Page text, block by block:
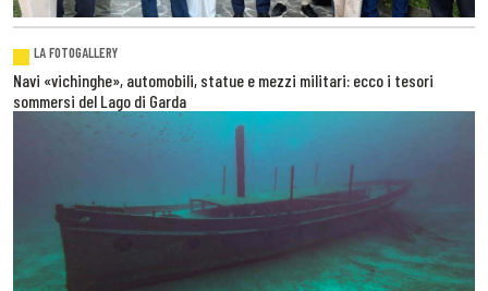
LA FOTOGALLERY
Navi «vichinghe», automobili, statue e mezzi militari: ecco i tesori
sommersi del Lago di Garda